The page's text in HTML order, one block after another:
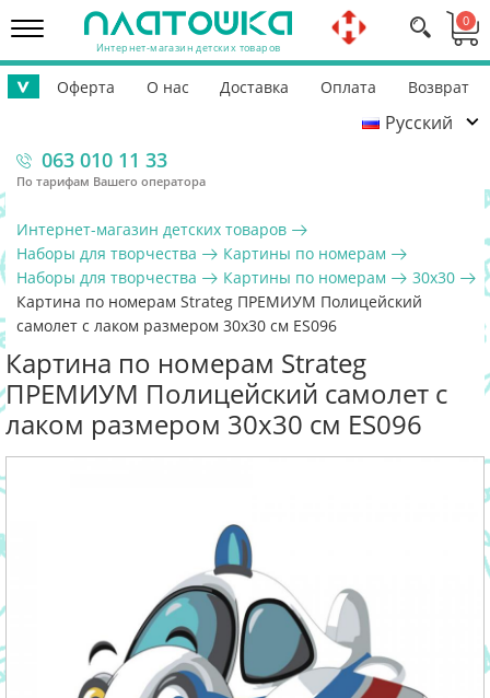
> Оферта О нас Доставка Оплата
Возврат
Помощь ВСУ
Русский
063 010 11 33
По тарифам Вашего оператора
Интернет-магазин детских товаров
0
Интернет-магазин детских товаров
Наборы для творчества
Картины по номерам
Наборы для творчества
Картины по номерам
30х30
Картина по номерам Strateg ПРЕМИУМ Полицейский
самолет с лаком размером 30х30 см ES096
Картина по номерам Strateg
ПРЕМИУМ Полицейский самолет с
лаком размером 30х30 см ES096